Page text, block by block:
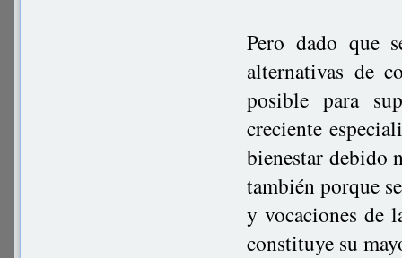
Pero dado que
alternativas de
posible para
creciente
bienestar debido
también porque
y vocaciones de
constituye su